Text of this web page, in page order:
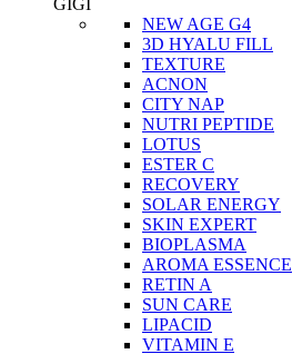
GIGI
NEW AGE G4
3D HYALU FILL
TEXTURE
ACNON
CITY NAP
NUTRI PEPTIDE
LOTUS
ESTER C
RECOVERY
SOLAR ENERGY
SKIN EXPERT
BIOPLASMA
AROMA ESSENCE
RETIN A
SUN CARE
LIPACID
VITAMIN E